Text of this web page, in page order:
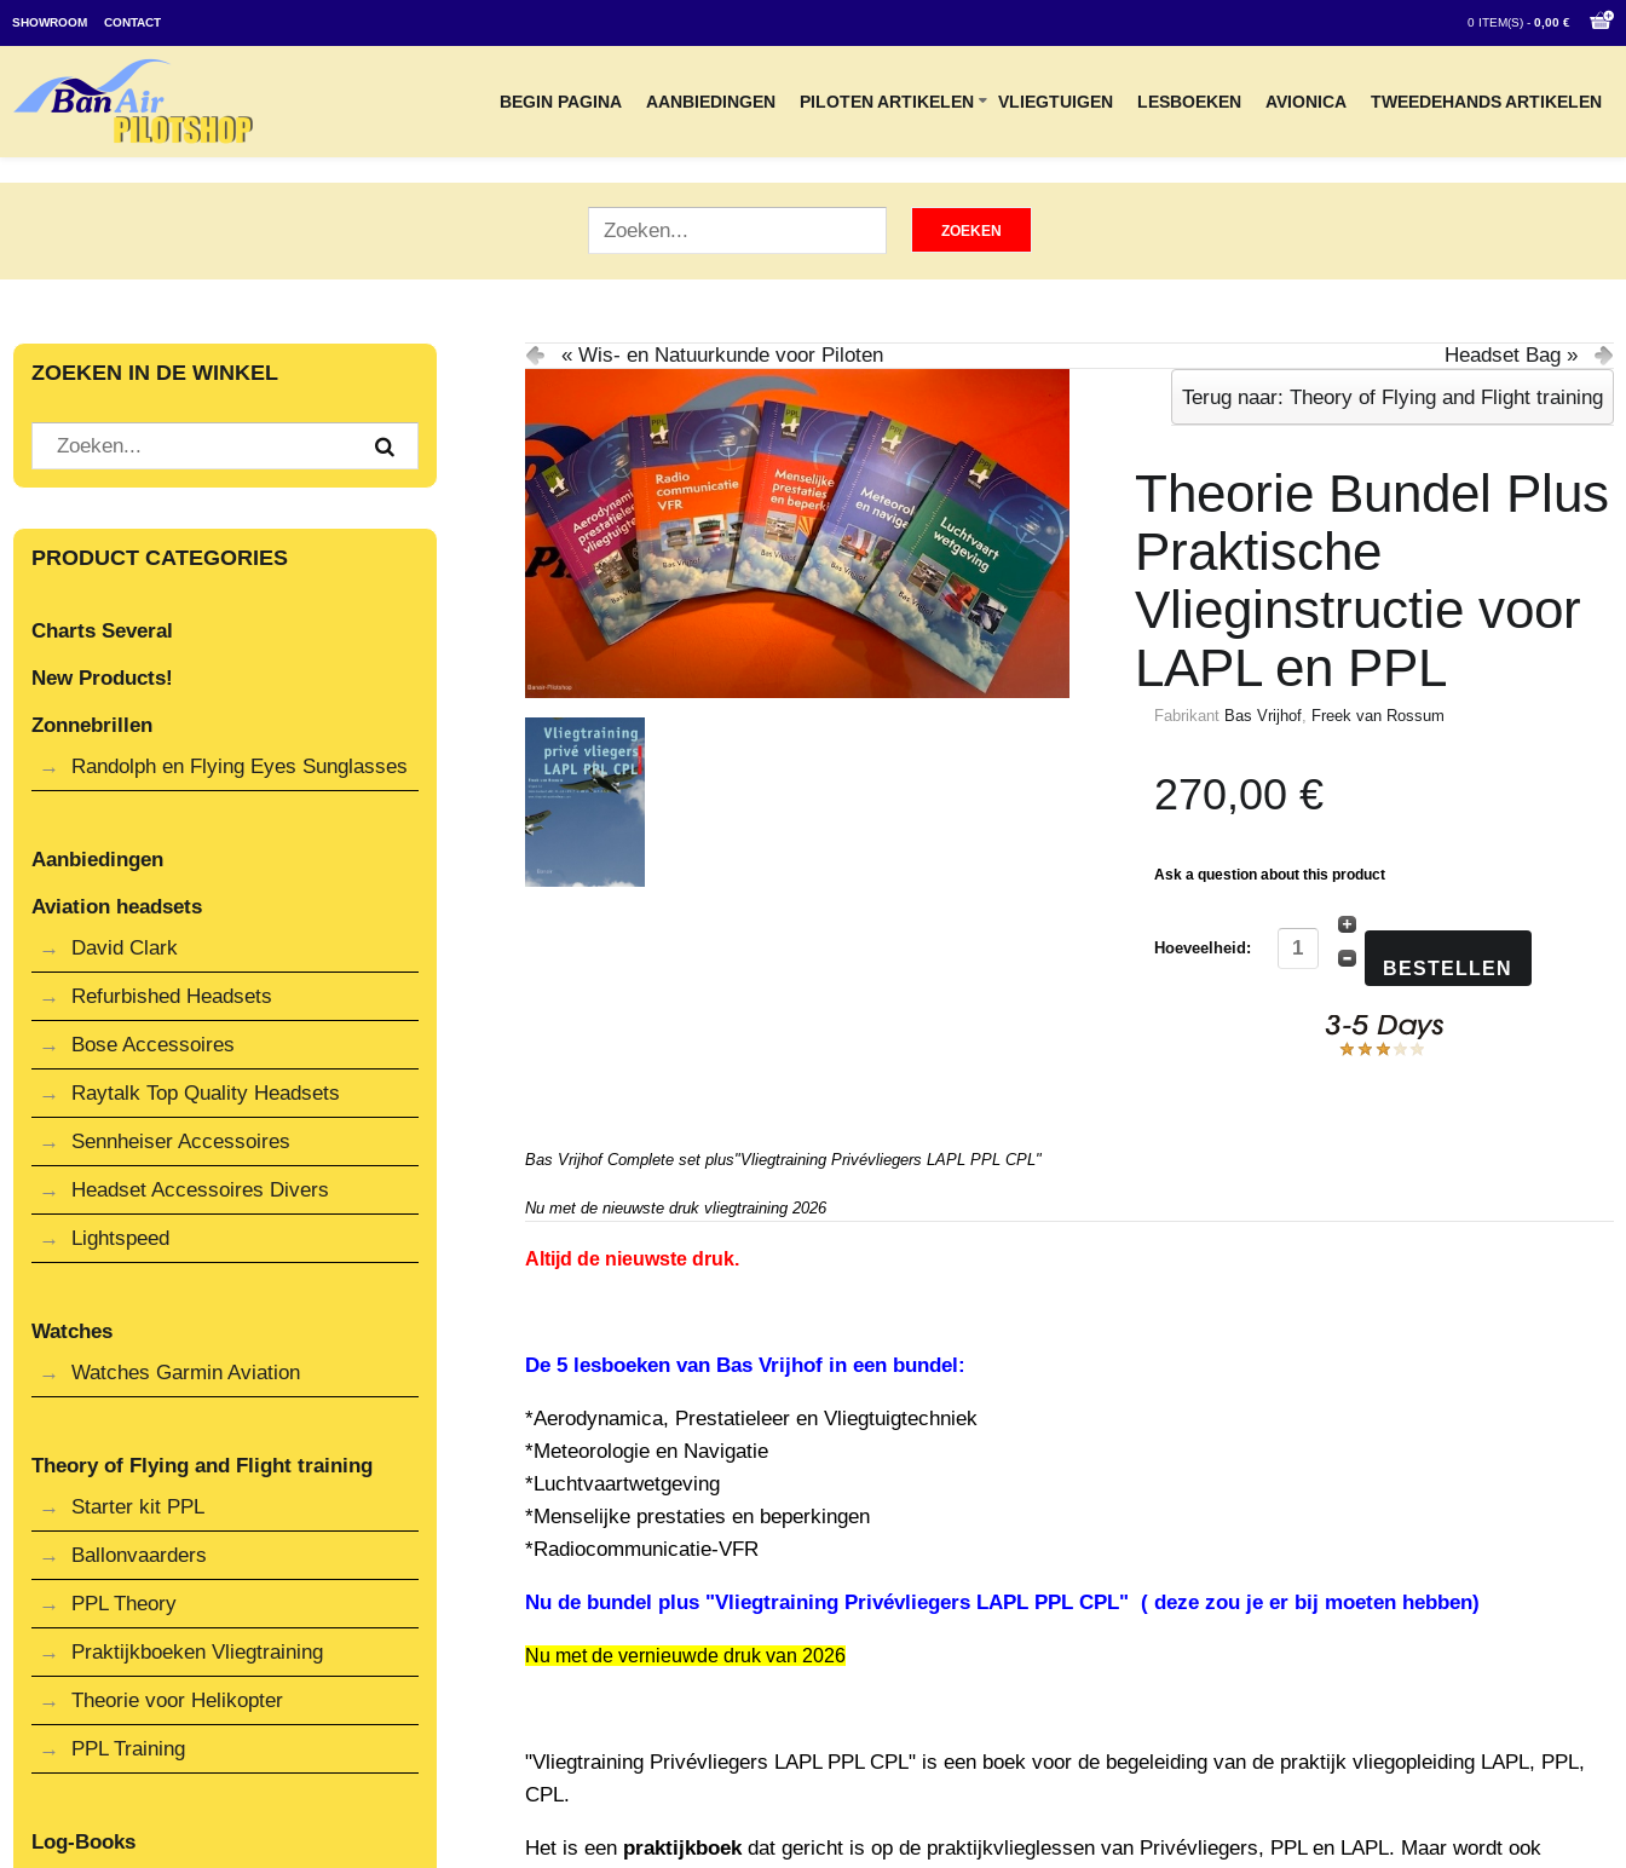
SHOWROOM CONTACT 0 ITEM(S) - 0,00 €
BEGIN PAGINA AANBIEDINGEN PILOTEN ARTIKELEN VLIEGTUIGEN LESBOEKEN AVIONICA TWEEDEHANDS ARTIKELEN
« Wis- en Natuurkunde voor Piloten
Headset Bag »
Terug naar: Theory of Flying and Flight training
Theorie Bundel Plus
Praktische
Vlieginstructie voor
LAPL en PPL
Fabrikant Bas Vrijhof, Freek van Rossum
270,00 €
Ask a question about this product
Hoeveelheid:
Bas Vrijhof Complete set plus"Vliegtraining Privévliegers LAPL PPL CPL"
Nu met de nieuwste druk vliegtraining 2026
Altijd de nieuwste druk.
De 5 lesboeken van Bas Vrijhof in een bundel:
*Aerodynamica, Prestatieleer en Vliegtuigtechniek
*Meteorologie en Navigatie
*Luchtvaartwetgeving
*Menselijke prestaties en beperkingen
*Radiocommunicatie-VFR
Nu de bundel plus "Vliegtraining Privévliegers LAPL PPL CPL" ( deze zou je er bij moeten hebben)
Nu met de vernieuwde druk van 2026
"Vliegtraining Privévliegers LAPL PPL CPL" is een boek voor de begeleiding van de praktijk vliegopleiding LAPL, PPL,
CPL.
Het is een praktijkboekdat gericht is op de praktijkvlieglessen van Privévliegers, PPL en LAPL. Maar wordt ook
ZOEKEN IN DE WINKEL
PRODUCT CATEGORIES
Charts Several
New Products!
Zonnebrillen
Randolph en Flying Eyes Sunglasses
Aanbiedingen
Aviation headsets
David Clark
Refurbished Headsets
Bose Accessoires
Raytalk Top Quality Headsets
Sennheiser Accessoires
Headset Accessoires Divers
Lightspeed
Watches
Watches Garmin Aviation
Theory of Flying and Flight training
Starter kit PPL
Ballonvaarders
PPL Theory
Praktijkboeken Vliegtraining
Theorie voor Helikopter
PPL Training
Log-Books